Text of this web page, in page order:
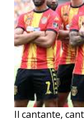
Il cantante,